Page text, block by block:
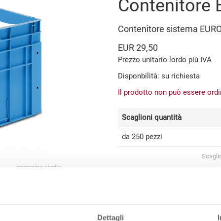
Dettagli
immagine simile
Contenitore
Contenitore sistema
EUR 29,50
Prezzo unitario lordo più IVA
Disponbilità: su richiesta
Il prodotto non può essere
Scaglioni quantità
da 250 pezzi